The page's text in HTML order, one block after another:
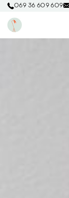
069 36 609 609